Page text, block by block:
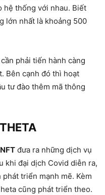
hệ thống với nhau. Biết
lớn nhất là khoảng 500
phải tiến hành càng
Bên cạnh đó thì hoạt
tư đào thêm mã thông
đưa ra những dịch vụ
khi đại dịch Covid diễn ra,
triển mạnh mẽ. Kèm
cũng phát triển theo.